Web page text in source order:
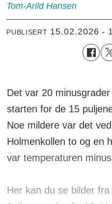
Tom-Arild Hansen
PUBLISERT 15.02.2026 -
Det var 20
starten for de 15
Noe mildere var det
Holmenkollen to og en
var temperaturen
Her kan du se bilder